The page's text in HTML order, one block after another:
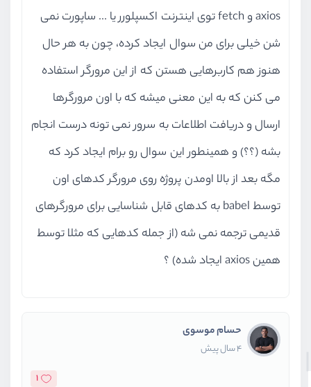
axios و fetch توی اینترنت اکسپلورر یا ... ساپورت نمی
شن خیلی برای من سوال ایجاد کرده، چون به هر حال
هنوز هم کاربرهایی هستن که از این مرورگر استفاده
می کنن که به این معنی میشه که با اون مرورگرها
ارسال و دریافت اطلاعات به سرور نمی تونه درست انجام
بشه (؟؟) و همینطور این سوال رو برام ایجاد کرد که
مگه بعد از بالا اومدن پروژه روی مرورگر کدهای اون
توسط babel به کدهای قابل شناسایی برای مرورگرهای
قدیمی ترجمه نمی شه (از جمله کدهایی که مثلا توسط
همین axios ایجاد شده) ؟
حسام موسوی
4 سال پیش
1